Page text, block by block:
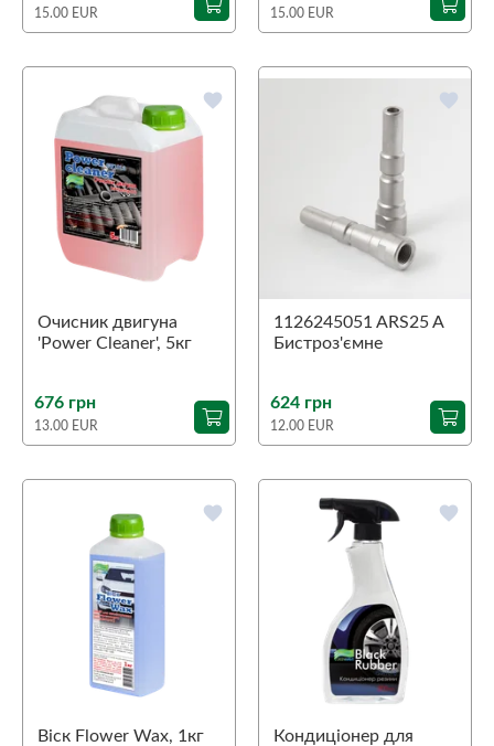
15.00 EUR 15.00 EUR
favorite
Очисник двигуна
'Power Cleaner', 5кг
676 грн
13.00 EUR
favorite
1126245051 ARS25 A
Бистроз'ємне
624 грн
12.00 EUR
favorite
Віск Flower Wax, 1кг
favorite
Кондиціонер для